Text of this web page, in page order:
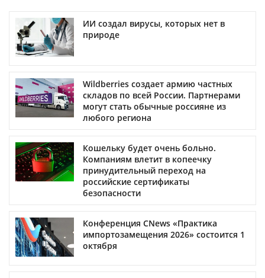
ИИ создал вирусы, которых нет в
природе
Wildberries создает армию частных
складов по всей России. Партнерами
могут стать обычные россияне из
любого региона
Кошельку будет очень больно.
Компаниям влетит в копеечку
принудительный переход на
российские сертификаты
безопасности
Конференция CNews «Практика
импортозамещения 2026» состоится 1
октября